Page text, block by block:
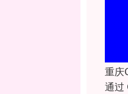
重庆
通过